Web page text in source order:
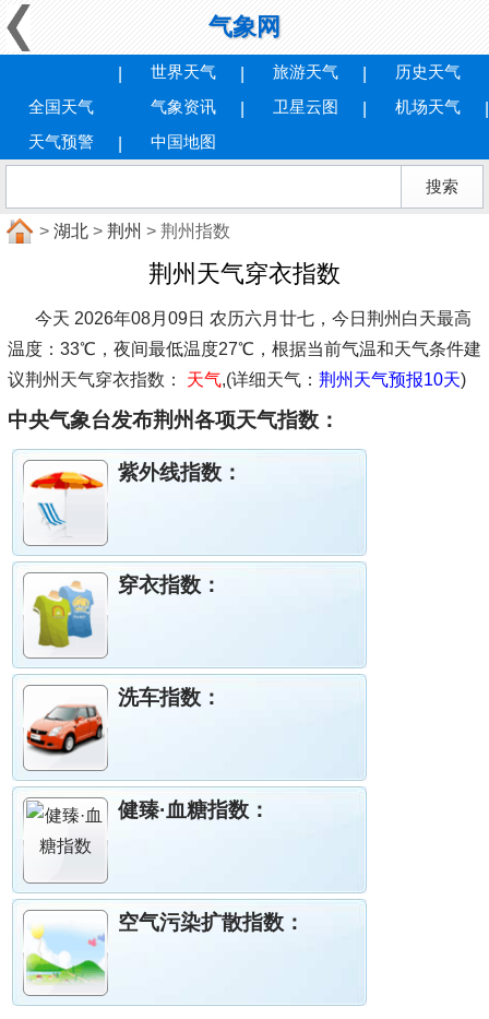
气象网
全国天气
世界天气 旅游天气
历史天气
气象资讯
卫星云图
机场天气
天气预警
中国地图
> 湖北 > 荆州 > 荆州指数
荆州天气穿衣指数
今天 2026年08月09日 农历六月廿七，今日荆州白天最高
温度：33℃，夜间最低温度27℃，根据当前气温和天气条件建
议荆州天气穿衣指数： 天气,(详细天气： 荆州天气预报10天)
中央气象台发布荆州各项天气指数：
紫外线指数：
穿衣指数：
洗车指数：
健臻·血糖指数：
空气污染扩散指数：